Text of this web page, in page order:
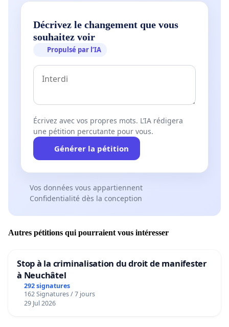
Décrivez le changement que vous
souhaitez voir
Propulsé par l’IA
Écrivez avec vos propres mots. L’IA rédigera
une pétition percutante pour vous.
Générer la pétition
Vos données vous appartiennent
Confidentialité dès la conception
Autres pétitions qui pourraient vous intéresser
Stop à la criminalisation du droit de manifester
à Neuchâtel
292 signatures
162 Signatures / 7 jours
29 Jul 2026